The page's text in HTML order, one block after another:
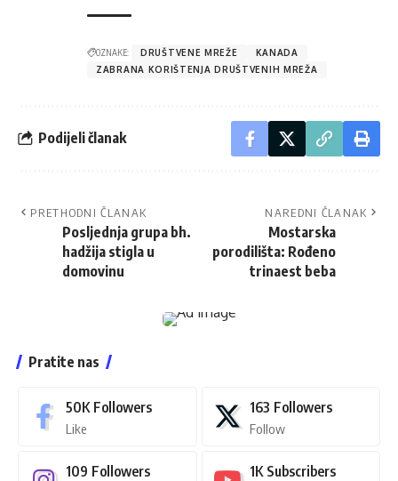
OZNAKE: DRUŠTVENE MREŽE
KANADA
ZABRANA KORIŠTENJA DRUŠTVENIH MREŽA
Podijeli članak
PRETHODNI ČLANAK
Posljednja grupa bh.
hadžija stigla u
domovinu
NAREDNI ČLANAK
Mostarska
porodilišta: Rođeno
trinaest beba
Pratite nas
50K Followers
Like
163 Followers
Follow
109 Followers 1K Subscribers